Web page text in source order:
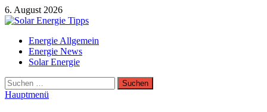
Zum
Inhalt
6. August 2026
Solar Energie Tipps
Solar Energie und Photovoltaik Informationen und Tipps
Energie Allgemein
Energie News
Solar Energie
Suchen
nach:
Hauptmenü